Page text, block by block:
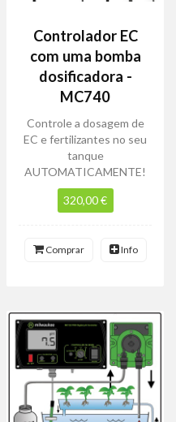
Controlador EC
com uma bomba
dosificadora -
MC740
Controle a dosagem de
EC e fertilizantes no seu
tanque
AUTOMATICAMENTE!
320,00 €
Comprar Info